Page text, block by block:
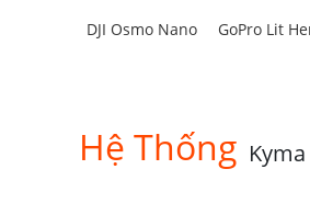
3. Độ sáng
DJI Osmo Nano
GoPro Lit
Hệ Thống Kyma